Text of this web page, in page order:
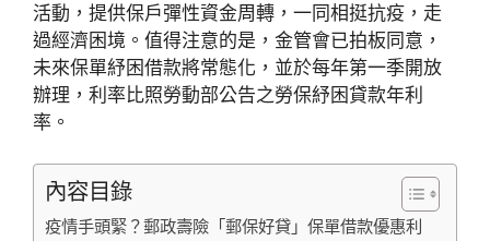
活動，提供保戶彈性資金周轉，一同相挺抗疫，走
過經濟困境。值得注意的是，金管會已拍板同意，
未來保單紓困借款將常態化，並於每年第一季開放
辦理，利率比照勞動部公告之勞保紓困貸款年利
率。
內容目錄
疫情手頭緊？郵政壽險「郵保好貸」保單借款優惠利